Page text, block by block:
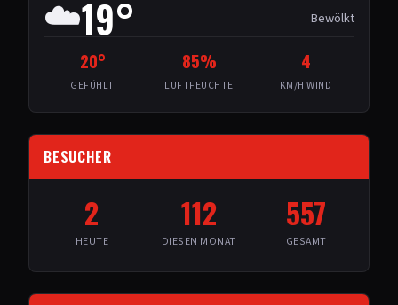
☁️19° Bewölkt
20°
GEFÜHLT
85%
LUFTFEUCHTE
4
KM/H WIND
BESUCHER
2
HEUTE
112
DIESEN MONAT
557
GESAMT